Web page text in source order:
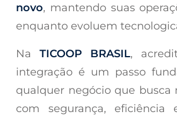
novo, mantendo suas
enquanto evoluem
Na TICOOP BRASIL,
integração é um passo
qualquer negócio que busca
com segurança, eficiência